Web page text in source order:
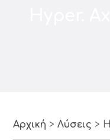
Αρχική >Λύσεις >